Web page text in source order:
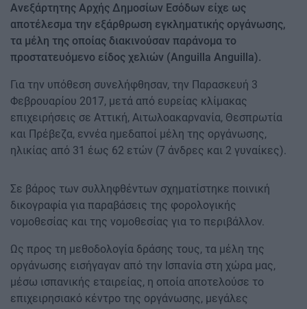
Ανεξάρτητης Αρχής Δημοσίων Εσόδων είχε ως
αποτέλεσμα την εξάρθρωση εγκληματικής οργάνωσης,
τα μέλη της οποίας διακινούσαν παράνομα το
προστατευόμενο είδος χελιών (Anguilla Anguilla).
Για την υπόθεση συνελήφθησαν, την Παρασκευή 3
Φεβρουαρίου 2017, μετά από ευρείας κλίμακας
επιχειρήσεις σε Αττική, Αιτωλοακαρνανία, Θεσπρωτία
και Πρέβεζα, εννέα ημεδαποί μέλη της οργάνωσης,
ηλικίας από 31 έως 62 ετών (7 άνδρες και 2 γυναίκες).
Σε βάρος των συλληφθέντων σχηματίστηκε ποινική
δικογραφία για παραβάσεις της φορολογικής
νομοθεσίας και της νομοθεσίας για το περιβάλλον.
Ως προς τη μεθοδολογία δράσης τους, τα μέλη της
οργάνωσης εισήγαγαν από την Ισπανία στη χώρα μας,
μέσω ισπανικής εταιρείας, η οποία αποτελούσε το
επιχειρησιακό κέντρο της οργάνωσης, μεγάλες